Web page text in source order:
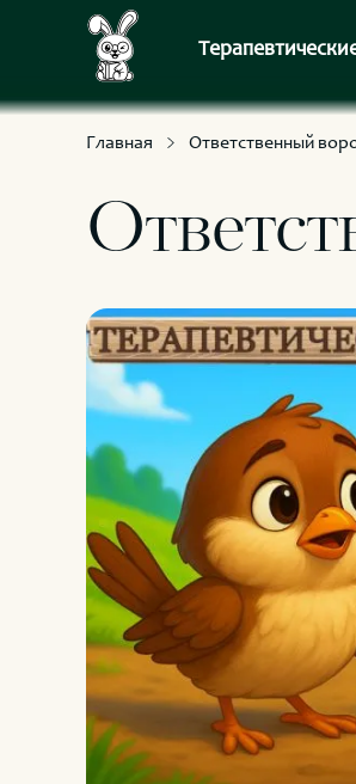
Для умных и
Главная Ответственный